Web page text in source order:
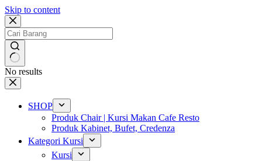
Skip to content
No results
SHOP
Produk Chair | Kursi Makan Cafe Resto
Produk Kabinet, Bufet, Credenza
Kategori Kursi
Kursi